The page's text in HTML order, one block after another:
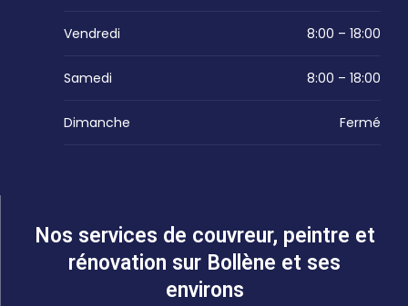
Vendredi 8:00 – 18:00
Samedi 8:00 – 18:00
Dimanche Fermé
Nos services de couvreur, peintre et
rénovation sur Bollène et ses
environs